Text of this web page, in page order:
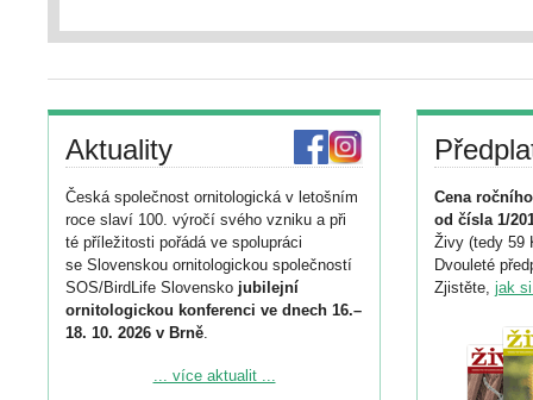
Aktuality
Česká společnost ornitologická v letošním
roce slaví 100. výročí svého vzniku a při
té příležitosti pořádá ve spolupráci
se Slovenskou ornitologickou společností
SOS/BirdLife Slovensko jubilejní
ornitologickou konferenci ve dnech 16.–
18. 10. 2026 v Brně.
Podrobnější informace ke konferenci
... více aktualit ...
Cena
od čísla 1/
Živy (tedy 59
Dvouleté
Zjistěte, jak